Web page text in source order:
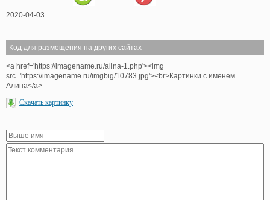
2020-04-03
Код для размещения на других сайтах
<a href='https://imagename.ru/alina-1.php'><img
src='https://imagename.ru/imgbig/10783.jpg'><br>Картинки с именем
Алина</a>
Скачать картинку